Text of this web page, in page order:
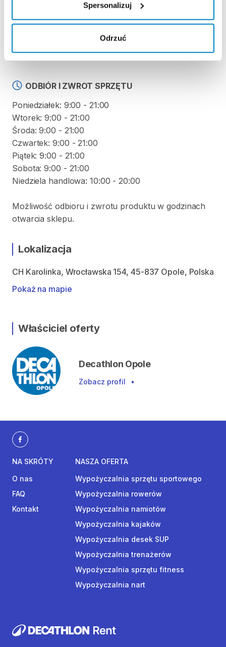
Spersonalizuj
Odrzuć
KAUCJA
Nie pobieramy kaucji za wypożyczenie tego
produktu
ODBIÓR I ZWROT SPRZĘTU
Poniedziałek: 9:00 - 21:00
Wtorek: 9:00 - 21:00
Środa: 9:00 - 21:00
Czwartek: 9:00 - 21:00
Piątek: 9:00 - 21:00
Sobota: 9:00 - 21:00
Niedziela handlowa: 10:00 - 20:00
Możliwość odbioru i zwrotu produktu w godzinach
otwarcia sklepu.
Lokalizacja
CH Karolinka, Wrocławska 154, 45-837 Opole, Polska
Pokaż na mapie
Właściciel oferty
Decathlon Opole
Zobacz profil •
NA SKRÓTY
O nas
FAQ
Kontakt
NASZA OFERTA
Wypożyczalnia sprzętu sportowego
Wypożyczalnia rowerów
Wypożyczalnia namiotów
Wypożyczalnia kajaków
Wypożyczalnia desek SUP
Wypożyczalnia trenażerów
Wypożyczalnia sprzętu fitness
Wypożyczalnia nart